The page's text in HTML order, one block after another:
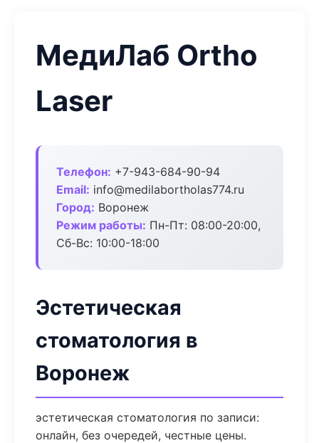
МедиЛаб Ortho
Laser
Телефон: +7-943-684-90-94
Email: info@medilabortholas774.ru
Город: Воронеж
Режим работы: Пн-Пт: 08:00-20:00,
Сб-Вс: 10:00-18:00
Эстетическая
стоматология в
Воронеж
эстетическая стоматология по записи:
онлайн, без очередей, честные цены.